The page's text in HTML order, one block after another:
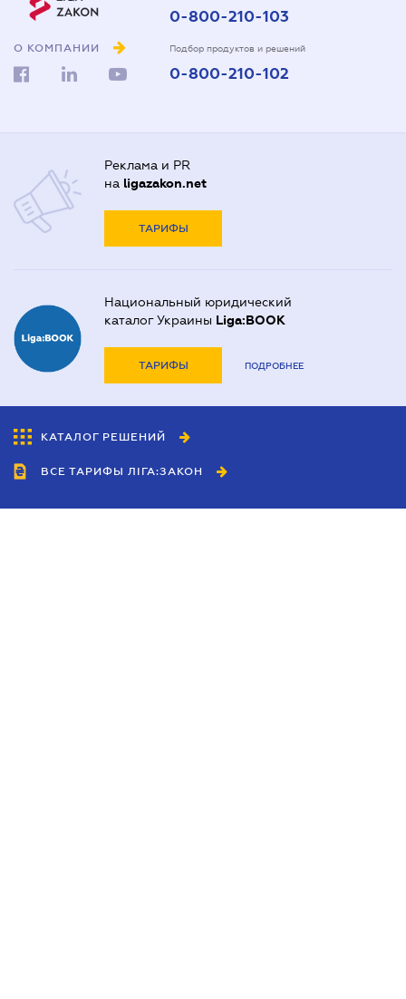
О КОМПАНИИ
0-800-210-103
Подбор продуктов и решений
0-800-210-102
Реклама и PR
на ligazakon.net
ТАРИФЫ
Национальный юридический
каталог Украины Liga:BOOK
ТАРИФЫ ПОДРОБНЕЕ
КАТАЛОГ РЕШЕНИЙ
ВСЕ ТАРИФЫ ЛІГА:ЗАКОН